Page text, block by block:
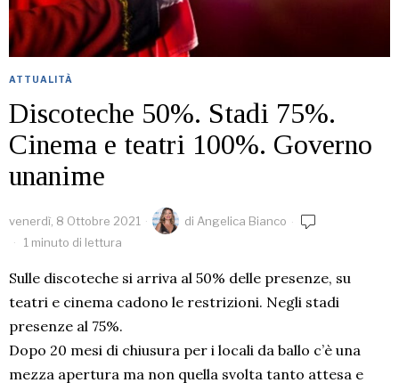
ATTUALITÀ
Discoteche 50%. Stadi 75%.
Cinema e teatri 100%. Governo
unanime
venerdì, 8 Ottobre 2021 di Angelica Bianco
1 minuto di lettura
Sulle discoteche si arriva al 50% delle presenze, su
teatri e cinema cadono le restrizioni. Negli stadi
presenze al 75%.
Dopo 20 mesi di chiusura per i locali da ballo c’è una
mezza apertura ma non quella svolta tanto attesa e